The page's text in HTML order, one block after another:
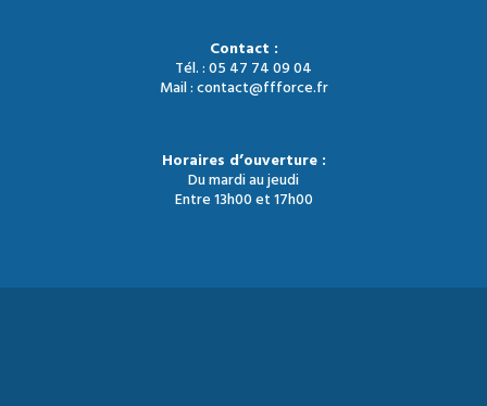
Contact :
Tél. : 05 47 74 09 04
Mail : contact@ffforce.fr
Horaires d’ouverture :
Du mardi au jeudi
Entre 13h00 et 17h00